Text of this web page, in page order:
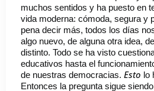
muchos sentidos y ha puesto en
vida moderna: cómoda, segura y
pena decir más, todos los días
algo nuevo, de alguna otra idea,
distinto. Todo se ha visto
educativos hasta el
de nuestras democracias. Esto lo
Entonces la pregunta sigue